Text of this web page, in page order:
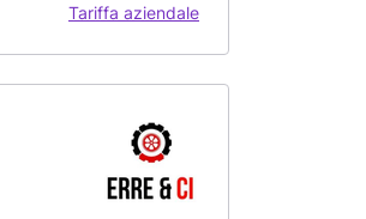
Tariffa aziendale